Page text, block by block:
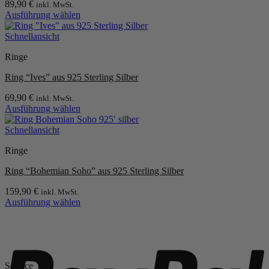
Optionen
können
auf
der
gewählt
werden
89,90 € inkl. MwSt.
Ausführung wählen
Dieses
Produkt
mehrere
auf.
Optionen
können
auf
der
gewählt
werden
Schnellansicht
Ringe
Ring “Ives” aus 925 Sterling Silber
69,90 € inkl. MwSt.
Ausführung wählen
Dieses
Produkt
mehrere
auf.
Optionen
können
gewählt
werden
Schnellansicht
Ringe
Ring “Bohemian Soho” aus 925 Sterling Silber
159,90 € inkl. MwSt.
Ausführung wählen
Varianten
auf.
Service